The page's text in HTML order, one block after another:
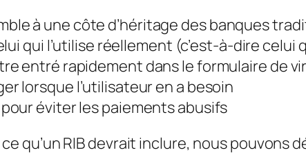
à une côte d’héritage des banques
qui l’utilise réellement (c’est-à-dire
entré rapidement dans le formulaire de
lorsque l’utilisateur en a besoin
éviter les paiements abusifs
qu’un RIB devrait inclure, nous